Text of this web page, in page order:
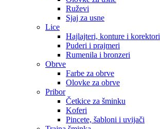
Ruževi
Sjaj za usne
Lice
Hajlajteri, konture i korektori
Puderi i prajmeri
Rumenila i bronzeri
Obrve
Farbe za obrve
Olovke za obrve
Pribor
Četkice za šminku
Koferi
Pincete, šabloni i uvijači